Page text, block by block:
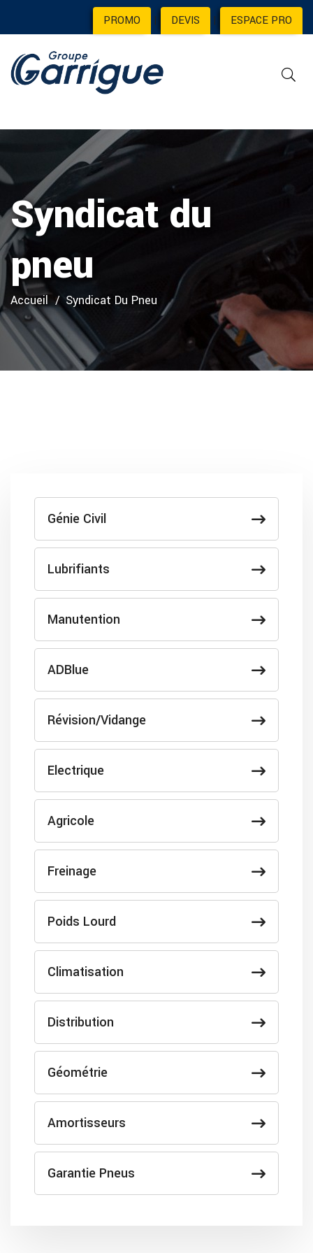
PROMO | DEVIS | ESPACE PRO
Syndicat du
pneu
Accueil Syndicat Du Pneu
Génie Civil
Lubrifiants
Manutention
ADBlue
Révision/Vidange
Electrique
Agricole
Freinage
Poids Lourd
Climatisation
Distribution
Géométrie
Amortisseurs
Garantie Pneus